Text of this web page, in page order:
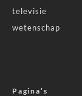
televisie
wetenschap
Pagina’s